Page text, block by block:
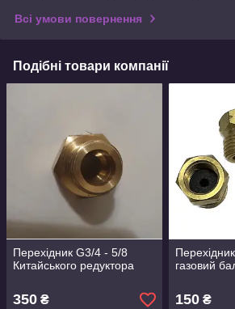
Всі умови повернення
Подібні товари компанії
Перехідник G3/4 - 5/8
Китайського редуктора
350 ₴
газовий
150₴